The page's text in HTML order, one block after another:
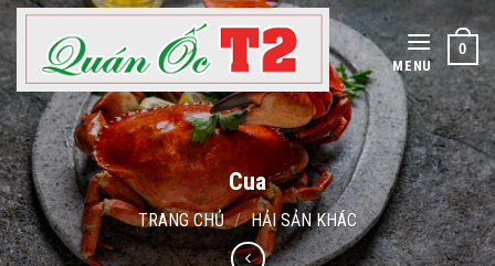
Skip
to
content
MENU
0
Cua
TRANG CHỦ / HẢI SẢN KHÁC